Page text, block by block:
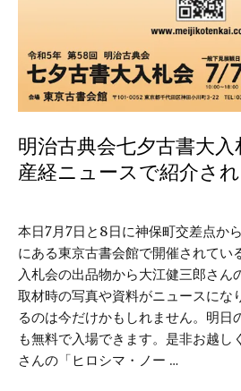
明治古典会七夕古書大
産経ニュースで紹介さ
本日7月7日と8日に神保町交差点か
にある東京古書会館で開催されてい
入札会の出品物から大江健三郎さん
取材時の写真や資料がニュースにな
るのは今だけかもしれません。明日
も無料で入場できます。是非お越し
さんの「ヒロシマ・ノー …